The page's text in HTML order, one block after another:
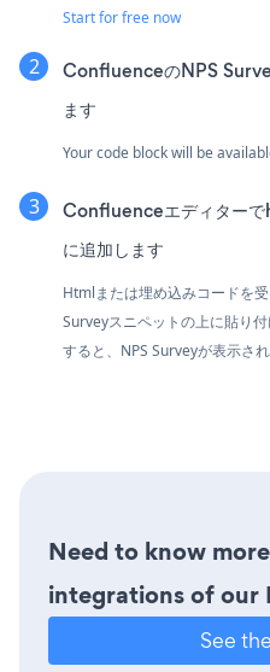
Start for free now
ConfluenceのNPS
ます
Your code block will be
Confluenceエディターで
に追加します
Htmlまたは埋め込みコードを
Surveyスニペットの上に貼り
すると、NPS Surveyが表示され
Need to know
integrations of our
See